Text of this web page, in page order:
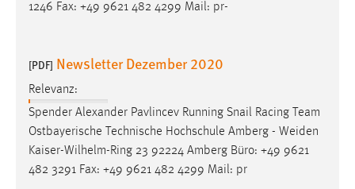
1246 Fax: +49 9621 482 4299 Mail: pr-
[PDF] Newsletter Dezember 2020
Relevanz:
Spender Alexander Pavlincev Running Snail Racing Team
Ostbayerische Technische Hochschule Amberg - Weiden
Kaiser-Wilhelm-Ring 23 92224 Amberg Büro: +49 9621
482 3291 Fax: +49 9621 482 4299 Mail: pr